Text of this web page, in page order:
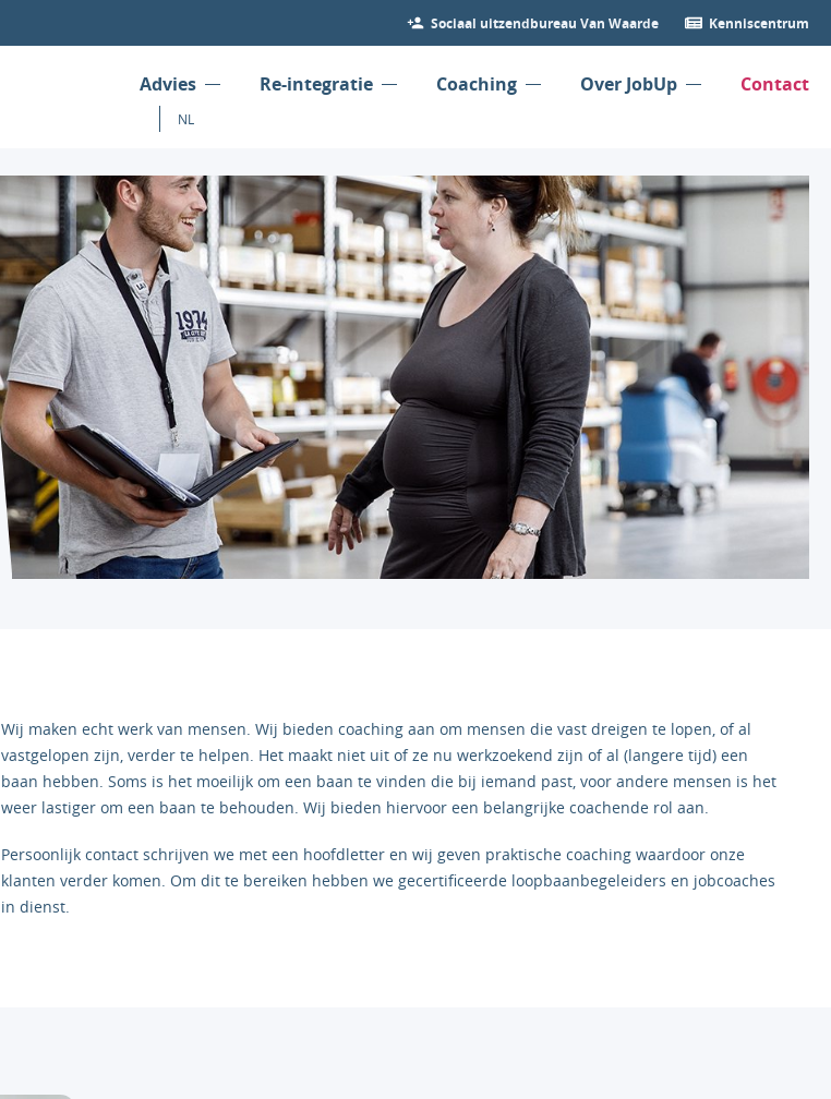
Sociaal uitzendbureau Van Waarde Kenniscentrum
Advies Re-integratie Coaching Over JobUp Contact
NL
Wij maken echt werk van mensen. Wij bieden coaching aan om mensen die vast dreigen te lopen, of al
vastgelopen zijn, verder te helpen. Het maakt niet uit of ze nu werkzoekend zijn of al (langere tijd) een
baan hebben. Soms is het moeilijk om een baan te vinden die bij iemand past, voor andere mensen is het
weer lastiger om een baan te behouden. Wij bieden hiervoor een belangrijke coachende rol aan.
Persoonlijk contact schrijven we met een hoofdletter en wij geven praktische coaching waardoor onze
klanten verder komen. Om dit te bereiken hebben we gecertificeerde loopbaanbegeleiders en jobcoaches
in dienst.